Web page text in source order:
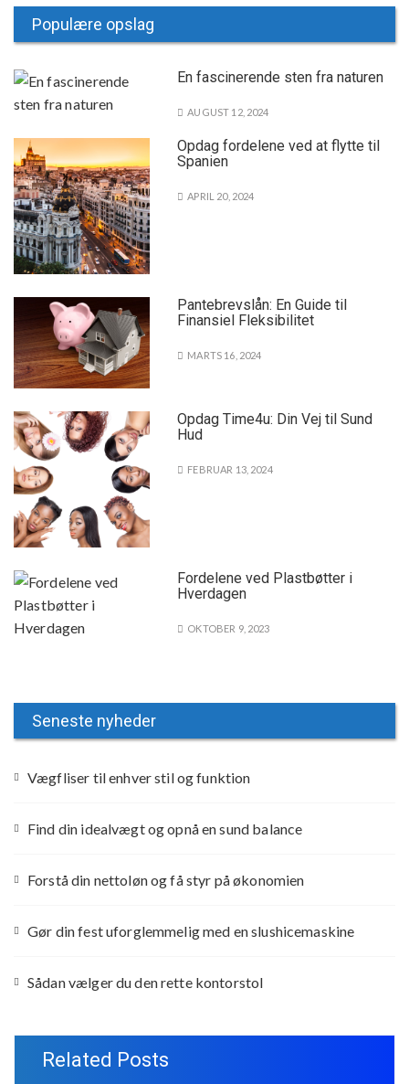
Populære opslag
En fascinerende sten fra naturen
AUGUST 12, 2024
Opdag fordelene ved at flytte til
Spanien
APRIL 20, 2024
Pantebrevslån: En Guide til
Finansiel Fleksibilitet
MARTS 16, 2024
Opdag Time4u: Din Vej til Sund
Hud
FEBRUAR 13, 2024
Fordelene ved Plastbøtter i
Hverdagen
OKTOBER 9, 2023
Seneste nyheder
Vægfliser til enhver stil og funktion
Find din idealvægt og opnå en sund balance
Forstå din nettoløn og få styr på økonomien
Gør din fest uforglemmelig med en slushicemaskine
Sådan vælger du den rette kontorstol
Related Posts